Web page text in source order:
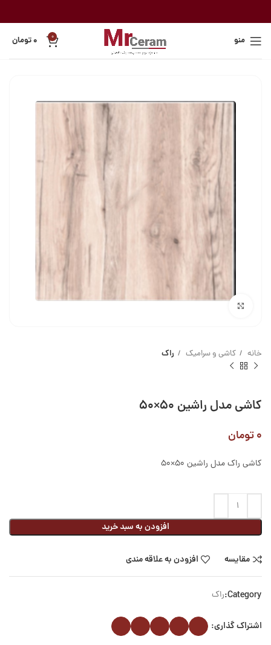
منو 0 ۰تومان
بزرگنمایی تصویر
خانه کاشی و سرامیک راک
کاشی مدل راشین ۵۰×۵۰
۰تومان
کاشی راک مدل راشین ۵۰×۵۰
افزودن به سبد خرید
مقایسه افزودن به علاقه مندی
Category: راک
اشتراک گذاری: